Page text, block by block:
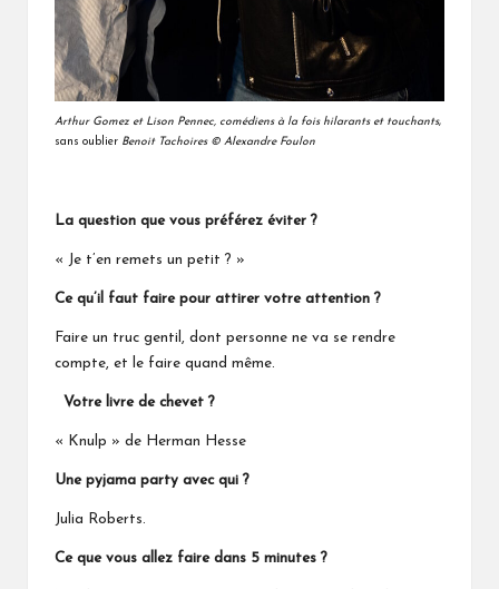
Arthur Gomez et Lison Pennec, comédiens à la fois hilarants et touchants,
sans oublier Benoit Tachoires © Alexandre Foulon
La question que vous préférez éviter ?
« Je t’en remets un petit ? »
Ce qu’il faut faire pour attirer votre attention ?
Faire un truc gentil, dont personne ne va se rendre
compte, et le faire quand même.
Votre livre de chevet ?
« Knulp » de Herman Hesse
Une pyjama party avec qui ?
Julia Roberts.
Ce que vous allez faire dans 5 minutes ?